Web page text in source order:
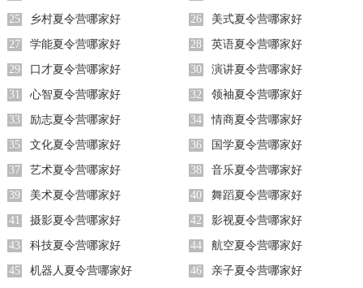
25 乡村夏令营哪家好 26 美式夏令营哪家好
27 学能夏令营哪家好 28 英语夏令营哪家好
29 口才夏令营哪家好 30 演讲夏令营哪家好
31 心智夏令营哪家好 32 领袖夏令营哪家好
33 励志夏令营哪家好 34 情商夏令营哪家好
35 文化夏令营哪家好 36 国学夏令营哪家好
37 艺术夏令营哪家好 38 音乐夏令营哪家好
39 美术夏令营哪家好 40 舞蹈夏令营哪家好
41 摄影夏令营哪家好 42 影视夏令营哪家好
43 科技夏令营哪家好 44 航空夏令营哪家好
45 机器人夏令营哪家好 46 亲子夏令营哪家好